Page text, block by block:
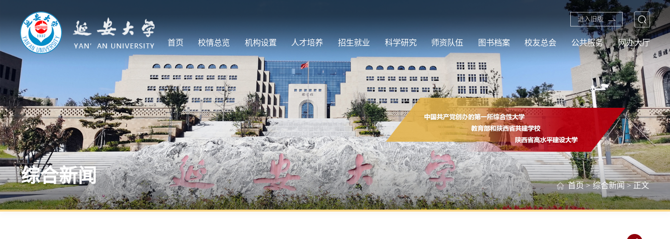
进入旧版
首页 校情总览 机构设置 人才培养 招生就业 科学研究 师资队伍 图书档案 校友总会 公共服务 网办大厅
综合新闻 首页 > 综合新闻 > 正文